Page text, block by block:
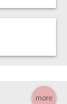
more